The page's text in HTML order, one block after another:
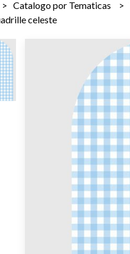
Catalogo por Tematicas
celeste